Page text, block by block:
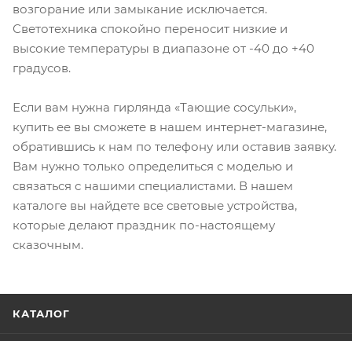
возгорание или замыкание исключается.
Светотехника спокойно переносит низкие и
высокие температуры в диапазоне от -40 до +40
градусов.
Если вам нужна гирлянда «Тающие сосульки»,
купить ее вы сможете в нашем интернет-магазине,
обратившись к нам по телефону или оставив заявку.
Вам нужно только определиться с моделью и
связаться с нашими специалистами. В нашем
каталоге вы найдете все световые устройства,
которые делают праздник по-настоящему
сказочным.
КАТАЛОГ